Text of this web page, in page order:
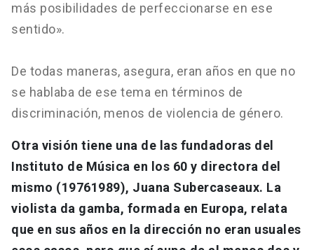
más posibilidades de perfeccionarse en ese
sentido».
De todas maneras, asegura, eran años en que no
se hablaba de ese tema en términos de
discriminación, menos de violencia de género.
Otra visión tiene una de las fundadoras del
Instituto de Música en los 60 y directora del
mismo (19761989), Juana Subercaseaux. La
violista da gamba, formada en Europa, relata
que en sus años en la dirección no eran usuales